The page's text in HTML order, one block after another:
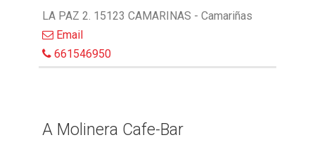
LA PAZ 2. 15123 CAMARINAS - Camariñas
Email
661546950
A Molinera Cafe-Bar